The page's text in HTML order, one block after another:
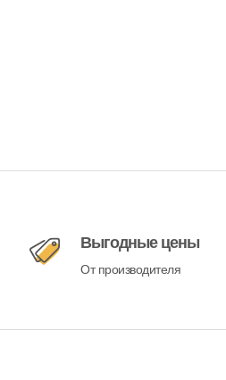
Выгодные цены
От производителя